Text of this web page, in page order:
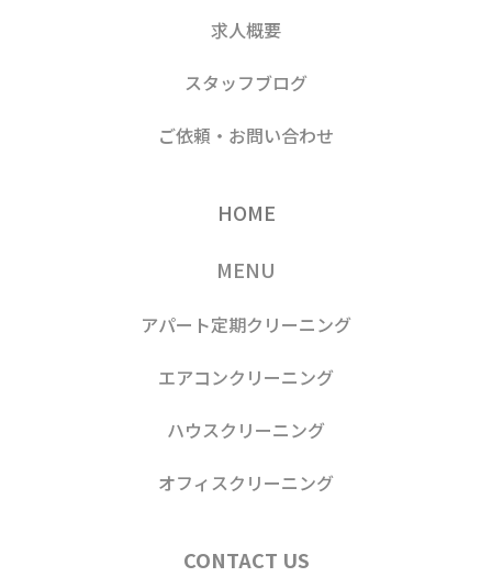
求人概要
スタッフブログ
ご依頼・お問い合わせ
HOME
MENU
アパート定期クリーニング
エアコンクリーニング
ハウスクリーニング
オフィスクリーニング
CONTACT US